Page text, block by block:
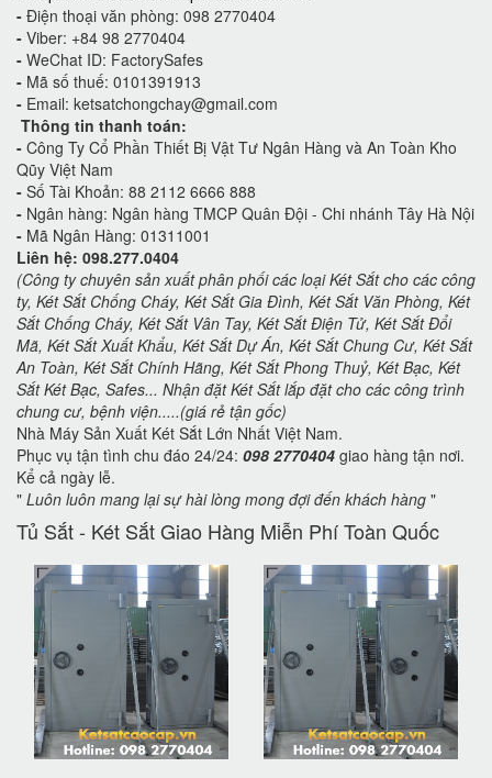
- Điện thoại văn phòng: 098 2770404
- Viber: +84 98 2770404
- WeChat ID: FactorySafes
- Mã số thuế: 0101391913
- Email: ketsatchongchay@gmail.com
Thông tin thanh toán:
- Công Ty Cổ Phần Thiết Bị Vật Tư Ngân Hàng và An Toàn Kho
Qũy Việt Nam
- Số Tài Khoản: 88 2112 6666 888
- Ngân hàng: Ngân hàng TMCP Quân Đội - Chi nhánh Tây Hà Nội
- Mã Ngân Hàng: 01311001
Liên hệ: 098.277.0404
(Công ty chuyên sản xuất phân phối các loại Két Sắt cho các công
ty, Két Sắt Chống Cháy, Két Sắt Gia Đình, Két Sắt Văn Phòng, Két
Sắt Chống Cháy, Két Sắt Vân Tay, Két Sắt Điện Tử, Két Sắt Đổi
Mã, Két Sắt Xuất Khẩu, Két Sắt Dự Án, Két Sắt Chung Cư, Két Sắt
An Toàn, Két Sắt Chính Hãng, Két Sắt Phong Thuỷ, Két Bạc, Két
Sắt Két Bạc, Safes... Nhận đặt Két Sắt lắp đặt cho các công trình
chung cư, bệnh viện.....(giá rẻ tận gốc)
Nhà Máy Sản Xuất Két Sắt Lớn Nhất Việt Nam.
Phục vụ tận tình chu đáo 24/24: 098 2770404 giao hàng tận nơi.
Kể cả ngày lễ.
" Luôn luôn mang lại sự hài lòng mong đợi đến khách hàng "
Tủ Sắt - Két Sắt Giao Hàng Miễn Phí Toàn Quốc